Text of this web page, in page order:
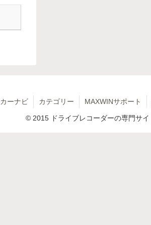
カーナビ カテゴリー MAXWINサポート
© 2015 ドライブレコーダーの専門サイ